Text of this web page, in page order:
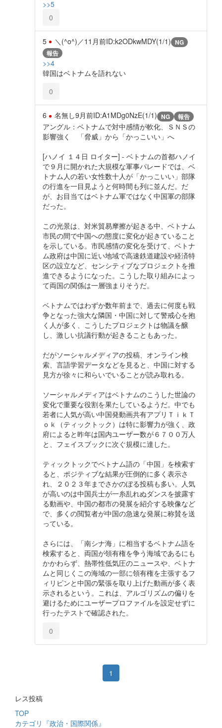
>>5
0
5 ＼(^o^)／11月前ID:k2ODkwMDY(1/1) NG
報告
>>4
韓国はベトナムを語れない
0
6 名無し9月前ID:A1MDg0NzE(1/1) NG 報告
アングル：ベトナムで対中感情が軟化、ＳＮＳの
影響強く 「脅威」から「かっこいい」へ
[ハノイ １４日 ロイター] - ベトナムの首都ハノイ
で９月に開かれた大規模な軍事パレードでは、ベ
トナム人の若い女性数十人が「かっこいい」部隊
の行進を一目見ようと何時間も列に並んだ。だ
が、お目当てはベトナム軍ではなく中国軍の部隊
だった。
この光景は、対米貿易摩擦が起きる中、ベトナム
市民の間で中国への態度に変化が起きていること
を示している。市民感情の変化を受けて、ベトナ
ム政府は中国に近い地域で高速鉄道建設や経済特
区の設立など、センシティブなプロジェクトを推
進できるようになった。こうした取り組みによっ
て両国の関係は一層強まりそうだ。
ベトナムではわずか数年前まで、過去に何度も戦
争となった強大な隣国・中国に対して警戒心を抱
く人が多く、こうしたプロジェクトは物議を醸
し、激しい抗議行動が起きることもあった。
だがソーシャルメディアの投稿、オンライン検
索、言語学習データなどを見ると、中国に対する
見方が徐々に和らいでいることが読み取れる。
ソーシャルメディアはベトナムのこうした世論の
変化で重要な役割を果たしているようだ。中でも
若者に人気が高い中国発動画共有アプリＴｉｋＴ
ｏｋ（ティックトック）は特に影響力が強く、政
府によると昨年は国内ユーザー数が６７００万人
と、フェイスブックに次ぐ規模に達した。
ティックトックでベトナム語の「中国」を検索す
ると、ポジティブな結果が圧倒的に多く表示さ
れ、２０２３年までさかのぼる投稿も多い。人気
が高いのは中国兵士が一糸乱れぬダンスを披露す
る動画や、中国の都市の発展を紹介する映像など
で、多くの閲覧者が中国の急速な発展に称賛を送
っている。
さらには、「南シナ海」に相当するベトナム語を
検索すると、両国が領有権を争う海域であるにも
かかわらず、熱帯性低気圧のニュースや、ベトナ
ムと同じくこの海域の一部に領有権を主張するフ
ィリピンと中国の緊張を取り上げた動画が多く表
示されるという。これは、アルゴリズムの偏りを
避けるためにユーザープロファイルを設定せずに
行ったテストで確認された。
0
1
レス投稿
TOP
カテゴリ『政治・国際関係』